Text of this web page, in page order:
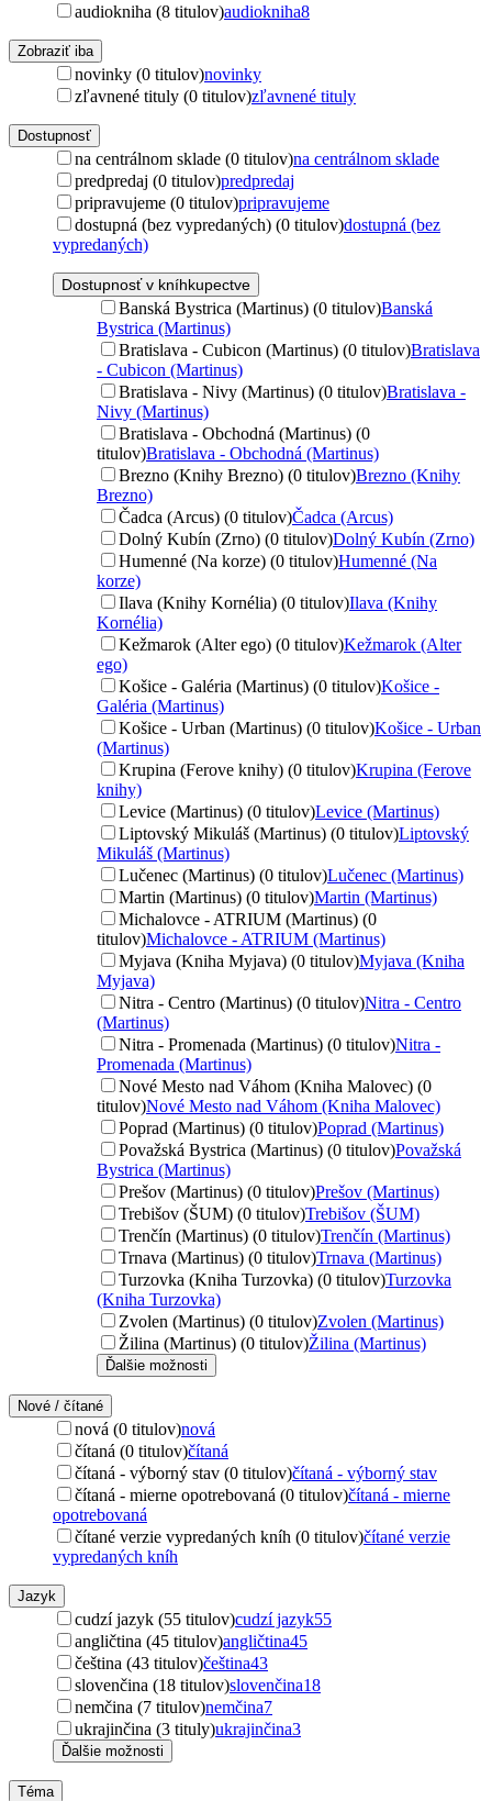
audiokniha (8 titulov)audiokniha8
Zobraziť iba
novinky (0 titulov)novinky
zľavnené tituly (0 titulov)zľavnené tituly
Dostupnosť
na centrálnom sklade (0 titulov)na centrálnom sklade
predpredaj (0 titulov)predpredaj
pripravujeme (0 titulov)pripravujeme
dostupná (bez vypredaných) (0 titulov)dostupná (bez
vypredaných)
Dostupnosť v kníhkupectve
Banská Bystrica (Martinus) (0 titulov)Banská
Bystrica (Martinus)
Bratislava - Cubicon (Martinus) (0 titulov)Bratislava
- Cubicon (Martinus)
Bratislava - Nivy (Martinus) (0 titulov)Bratislava -
Nivy (Martinus)
Bratislava - Obchodná (Martinus) (0
titulov)Bratislava - Obchodná (Martinus)
Brezno (Knihy Brezno) (0 titulov)Brezno (Knihy
Brezno)
Čadca (Arcus) (0 titulov)Čadca (Arcus)
Dolný Kubín (Zrno) (0 titulov)Dolný Kubín (Zrno)
Humenné (Na korze) (0 titulov)Humenné (Na
korze)
Ilava (Knihy Kornélia) (0 titulov)Ilava (Knihy
Kornélia)
Kežmarok (Alter ego) (0 titulov)Kežmarok (Alter
ego)
Košice - Galéria (Martinus) (0 titulov)Košice -
Galéria (Martinus)
Košice - Urban (Martinus) (0 titulov)Košice - Urban
(Martinus)
Krupina (Ferove knihy) (0 titulov)Krupina (Ferove
knihy)
Levice (Martinus) (0 titulov)Levice (Martinus)
Liptovský Mikuláš (Martinus) (0 titulov)Liptovský
Mikuláš (Martinus)
Lučenec (Martinus) (0 titulov)Lučenec (Martinus)
Martin (Martinus) (0 titulov)Martin (Martinus)
Michalovce - ATRIUM (Martinus) (0
titulov)Michalovce - ATRIUM (Martinus)
Myjava (Kniha Myjava) (0 titulov)Myjava (Kniha
Myjava)
Nitra - Centro (Martinus) (0 titulov)Nitra - Centro
(Martinus)
Nitra - Promenada (Martinus) (0 titulov)Nitra -
Promenada (Martinus)
Nové Mesto nad Váhom (Kniha Malovec) (0
titulov)Nové Mesto nad Váhom (Kniha Malovec)
Poprad (Martinus) (0 titulov)Poprad (Martinus)
Považská Bystrica (Martinus) (0 titulov)Považská
Bystrica (Martinus)
Prešov (Martinus) (0 titulov)Prešov (Martinus)
Trebišov (ŠUM) (0 titulov)Trebišov (ŠUM)
Trenčín (Martinus) (0 titulov)Trenčín (Martinus)
Trnava (Martinus) (0 titulov)Trnava (Martinus)
Turzovka (Kniha Turzovka) (0 titulov)Turzovka
(Kniha Turzovka)
Zvolen (Martinus) (0 titulov)Zvolen (Martinus)
Žilina (Martinus) (0 titulov)Žilina (Martinus)
Ďalšie možnosti
Nové / čítané
nová (0 titulov)nová
čítaná (0 titulov)čítaná
čítaná - výborný stav (0 titulov)čítaná - výborný stav
čítaná - mierne opotrebovaná (0 titulov)čítaná - mierne
opotrebovaná
čítané verzie vypredaných kníh (0 titulov)čítané verzie
vypredaných kníh
Jazyk
cudzí jazyk (55 titulov)cudzí jazyk55
angličtina (45 titulov)angličtina45
čeština (43 titulov)čeština43
slovenčina (18 titulov)slovenčina18
nemčina (7 titulov)nemčina7
ukrajinčina (3 tituly)ukrajinčina3
Ďalšie možnosti
Téma